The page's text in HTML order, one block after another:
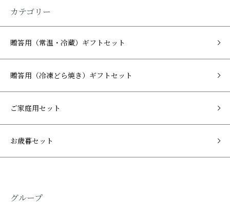
カテゴリー
贈答用（常温・冷蔵）ギフトセット
贈答用（冷凍どら焼き）ギフトセット
ご家庭用セット
お歳暮セット
グループ